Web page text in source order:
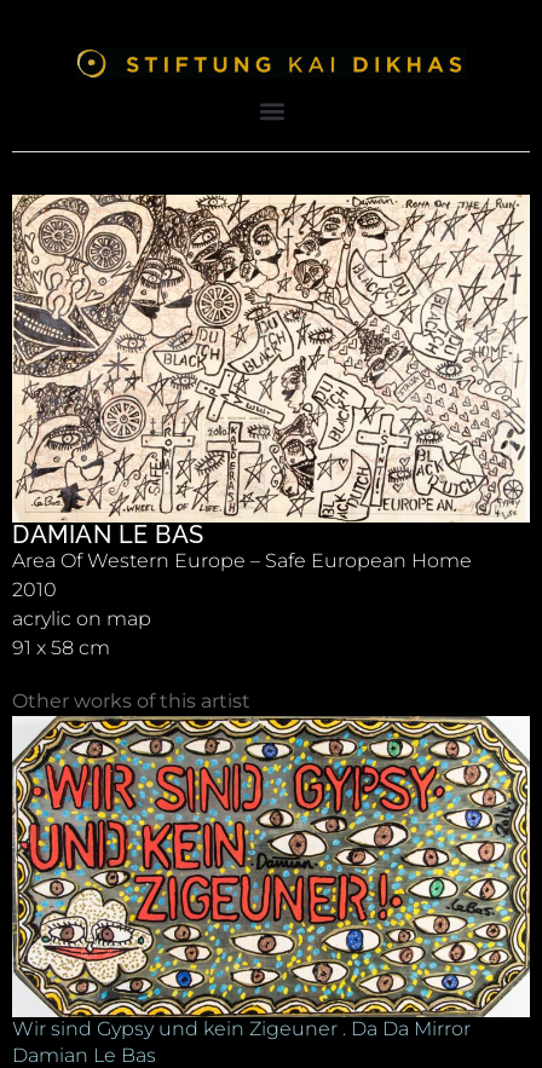
DAMIAN LE BAS
Area Of Western Europe – Safe European Home
2010
acrylic on map
91 x 58 cm
Other works of this artist
Wir sind Gypsy und kein Zigeuner . Da Da Mirror
Damian Le Bas